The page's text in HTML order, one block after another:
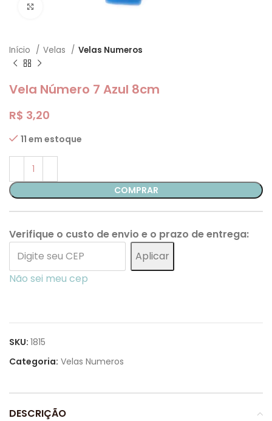
Clique para ampliar
Início Velas Velas Numeros
Vela Número 7 Azul 8cm
R$ 3,20
11 em estoque
COMPRAR
Verifique o custo de envio e o prazo de entrega:
Aplicar
Não sei meu cep
SKU: 1815
Categoria: Velas Numeros
DESCRIÇÃO